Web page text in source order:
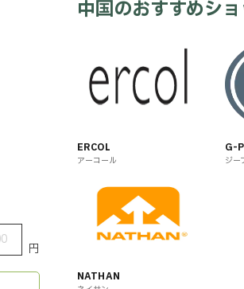
円
中国のおすすめシ
ERCOL
アーコール
G-
ジー
NATHAN